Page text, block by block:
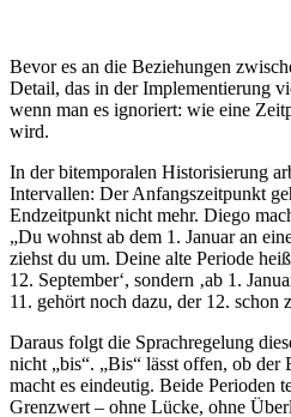
Bevor es an die Beziehungen
Detail, das in der Implementierung
wenn man es ignoriert: wie eine
wird.
In der bitemporalen Historisierung
Intervallen: Der Anfangszeitpunkt
Endzeitpunkt nicht mehr. Diego
„Du wohnst ab dem 1. Januar an
ziehst du um. Deine alte Periode
12. September‘, sondern ‚ab 1.
11. gehört noch dazu, der 12. schon
Daraus folgt die Sprachregelung
nicht „bis“. „Bis“ lässt offen, ob der
macht es eindeutig. Beide Perioden
Grenzwert – ohne Lücke, ohne